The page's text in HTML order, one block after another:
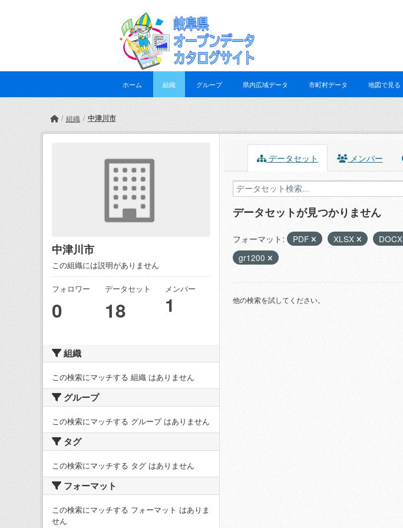
ホーム 組織 グループ 県内広域データ 市町村データ 地図で見る
組織 中津川市
中津川市
この組織には説明がありません
フォロワー
0
データセット
18
メンバー
1
組織
この検索にマッチする 組織 はありません
グループ
この検索にマッチする グループ はありません
タグ
この検索にマッチする タグ はありません
フォーマット
この検索にマッチする フォーマット はありま
せん
データセット メンバー
データセットが見つかりません
フォーマット: PDF XLSX DOCX
gr1200
他の検索を試してください。